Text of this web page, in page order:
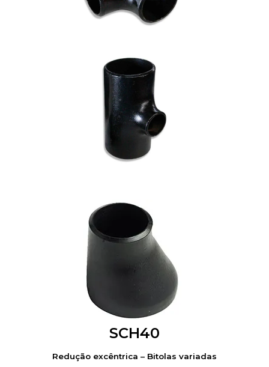
SCH40
Redução excêntrica – Bitolas variadas